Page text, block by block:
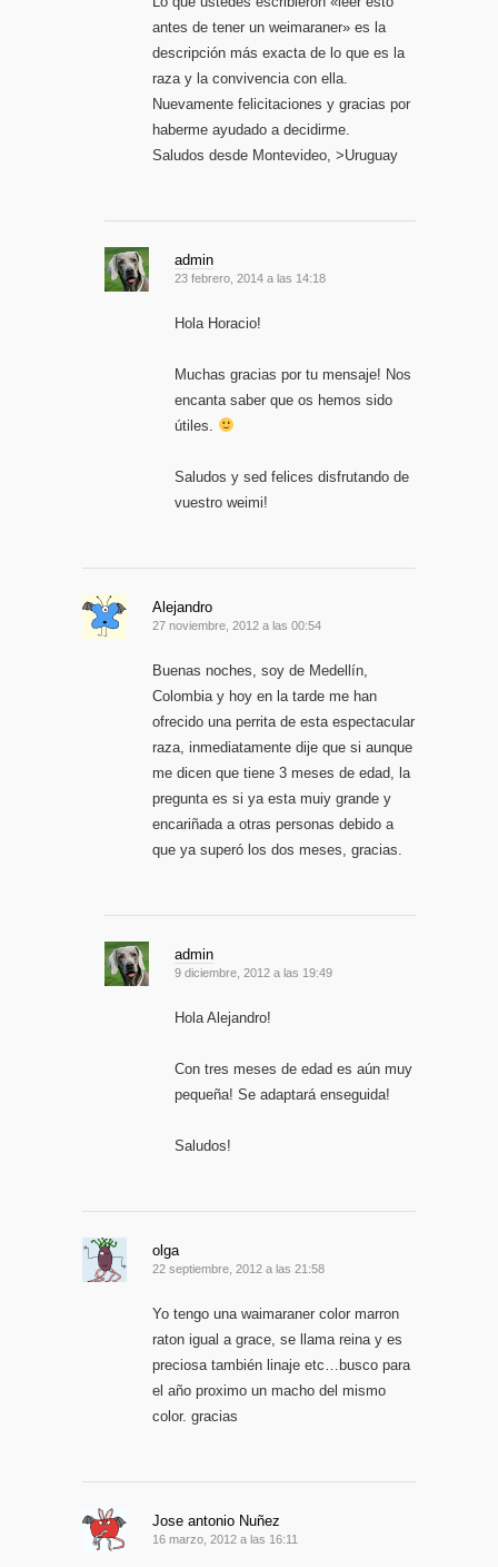
antes de tener un weimaraner» es la
descripción más exacta de lo que es la
raza y la convivencia con ella.
Nuevamente felicitaciones y gracias por
haberme ayudado a decidirme.
Saludos desde Montevideo, >Uruguay
admin
23 febrero, 2014 a las 14:18
Hola Horacio!
Muchas gracias por tu mensaje! Nos
encanta saber que os hemos sido
útiles.
Saludos y sed felices disfrutando de
vuestro weimi!
Alejandro
27 noviembre, 2012 a las 00:54
Buenas noches, soy de Medellín,
Colombia y hoy en la tarde me han
ofrecido una perrita de esta espectacular
raza, inmediatamente dije que si aunque
me dicen que tiene 3 meses de edad, la
pregunta es si ya esta muiy grande y
encariñada a otras personas debido a
que ya superó los dos meses, gracias.
admin
9 diciembre, 2012 a las 19:49
Hola Alejandro!
Con tres meses de edad es aún muy
pequeña! Se adaptará enseguida!
Saludos!
olga
22 septiembre, 2012 a las 21:58
Yo tengo una waimaraner color marron
raton igual a grace, se llama reina y es
preciosa también linaje etc…busco para
el año proximo un macho del mismo
color. gracias
Jose antonio Nuñez
16 marzo, 2012 a las 16:11